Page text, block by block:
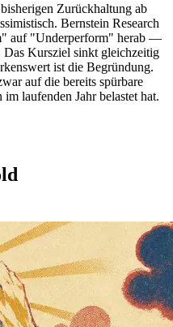
Zurückhaltung ab
Bernstein Research
auf "Underperform" herab —
Das Kursziel sinkt gleichzeitig
ist die Begründung.
auf die bereits spürbare
laufenden Jahr belastet hat.